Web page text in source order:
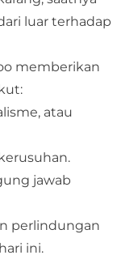
luar terhadap
memberikan
atau
jawab
perlindungan
hari ini.